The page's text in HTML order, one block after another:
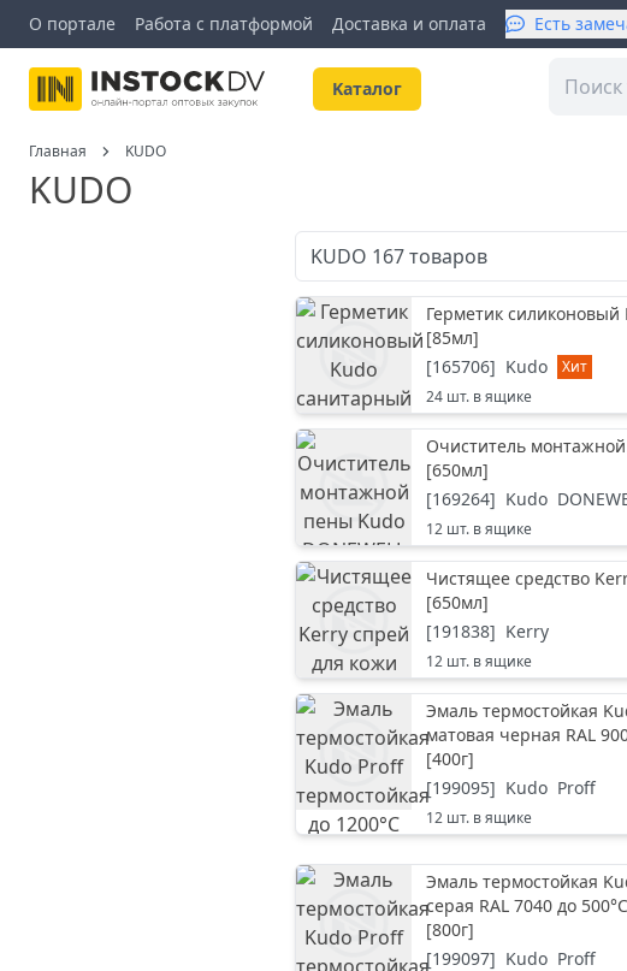
О портале Работа с платформой Доставка и оплата Есть
Kаталог
Главная KUDO
KUDO
KUDO 167товаров
Герметик
[85мл]
[165706] Kudo
Хит
24 шт. в ящике
Очиститель
[650мл]
[169264] Kudo
12 шт. в ящике
Чистящее средство
[650мл]
[191838] Kerry
12 шт. в ящике
Эмаль термостойкая
матовая черная RAL
[400г]
[199095] Kudo Proff
12 шт. в ящике
Эмаль термостойкая
серая RAL 7040 до
[800г]
[199097] Kudo Proff